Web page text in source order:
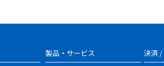
製品・サービス
決済 /